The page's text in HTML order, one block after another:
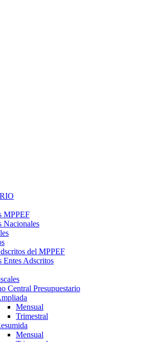
MPPEF
Nacionales
del MPPEF
Entes Adscritos
Central Presupuestario
Mensual
Trimestral
Mensual